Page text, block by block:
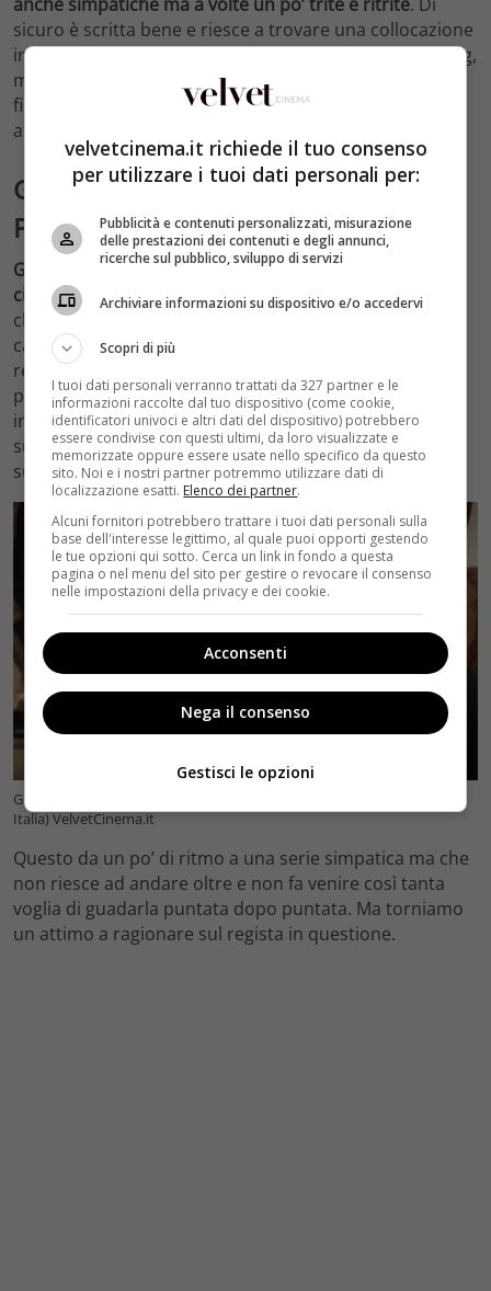
anche simpatiche ma a volte un po’ trite e ritrite. Di
sicuro è scritta bene e riesce a trovare una collocazione
interessante nel palinsesto delle piattaforme streaming,
ma nonostante questo non riusciamo ad apprezzarla
fino alla fine per via di un’ironia che non riusciamo ad
apprezzare dall’inizio alla fine del suo svolgimento.
Gigolò per caso, la nota di Eros
Puglielli
Gigolò per caso ha uno spunto molto interessante e
cioè l’evoluzione della regia di Eros Puglielli. L’artista
classe 1973 di Roma viene dal cinema horror, ma ha
cambiato tutto in questi ultimi anni iniziando a
realizzare qualcosa di molto diverso da quello che l’ha
portato a raggiungere un successo veramente
incredibile. E si vede la sua attenzione al dettaglio, la
sua mano sulle inquadrature e il suo essere sempre
sulla scena seguendo l’azione.
Gigolò per caso, la trama e le curiosità (Youtube Amazon Prime Video
Italia) VelvetCinema.it
Questo da un po’ di ritmo a una serie simpatica ma che
non riesce ad andare oltre e non fa venire così tanta
voglia di guadarla puntata dopo puntata. Ma torniamo
un attimo a ragionare sul regista in questione.
velvetcinema.it richiede il tuo consenso
per utilizzare i tuoi dati personali per:
Pubblicità e contenuti personalizzati, misurazione
delle prestazioni dei contenuti e degli annunci,
ricerche sul pubblico, sviluppo di servizi
Archiviare informazioni su dispositivo e/o accedervi
Scopri di più
I tuoi dati personali verranno trattati da 327 partner e le
informazioni raccolte dal tuo dispositivo (come cookie,
identificatori univoci e altri dati del dispositivo) potrebbero
essere condivise con questi ultimi, da loro visualizzate e
memorizzate oppure essere usate nello specifico da questo
sito. Noi e i nostri partner potremmo utilizzare dati di
localizzazione esatti. Elenco dei partner.
Alcuni fornitori potrebbero trattare i tuoi dati personali sulla
base dell'interesse legittimo, al quale puoi opporti gestendo
le tue opzioni qui sotto. Cerca un link in fondo a questa
pagina o nel menu del sito per gestire o revocare il consenso
nelle impostazioni della privacy e dei cookie.
Acconsenti
Nega il consenso
Gestisci le opzioni